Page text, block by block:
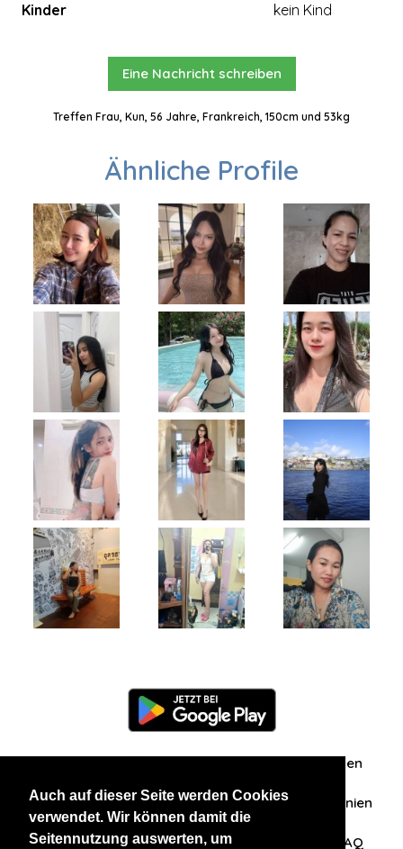
Auch auf dieser Seite werden Cookies
verwendet. Wir können damit die
Seitennutzung auswerten, um
Kinder
kein Kind
Eine Nachricht schreiben
Treffen Frau, Kun, 56 Jahre, Frankreich, 150cm und 53kg
Ähnliche Profile
Zuschriften/Erfahrungen
Datenschutzerklärung AGB Datenschutzrichtlinien
Nehmen Sie Kontakt mit uns auf FAQ